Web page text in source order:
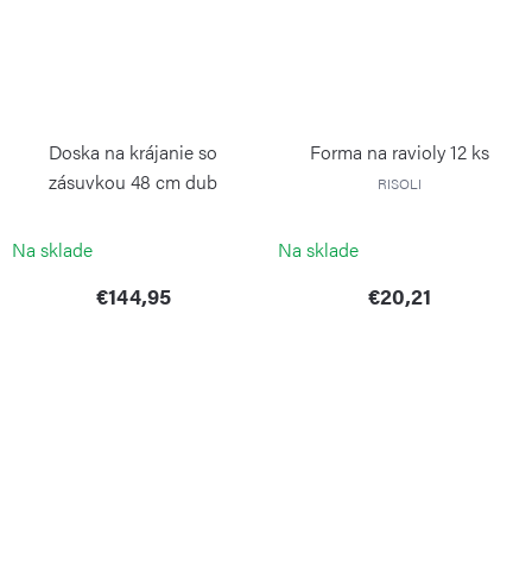
Doska na krájanie so
zásuvkou 48 cm dub
Na sklade
€144,95
Forma na ravioly 12 ks
RISOLI
Na sklade
€20,21